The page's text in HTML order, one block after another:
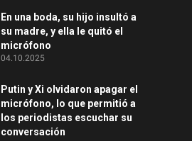
En una boda, su hijo insultó a
su madre, y ella le quitó el
micrófono
04.10.2025
Putin y Xi olvidaron apagar el
micrófono, lo que permitió a
los periodistas escuchar su
conversación